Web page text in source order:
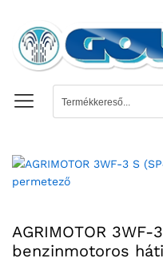
AGRIMOTOR 3WF-
benzinmotoros